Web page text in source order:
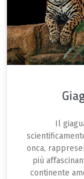
Il
onca,
più
continente